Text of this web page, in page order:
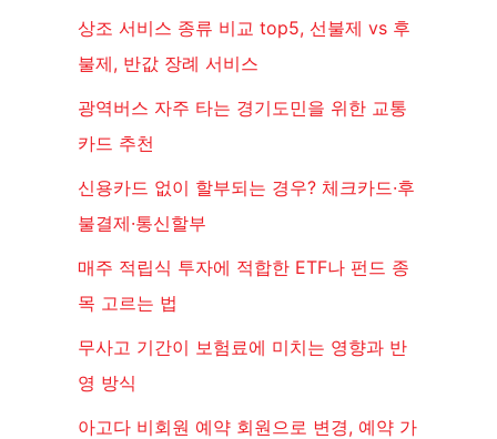
상조 서비스 종류 비교 top5, 선불제 vs 후
불제, 반값 장례 서비스
광역버스 자주 타는 경기도민을 위한 교통
카드 추천
신용카드 없이 할부되는 경우? 체크카드·후
불결제·통신할부
매주 적립식 투자에 적합한 ETF나 펀드 종
목 고르는 법
무사고 기간이 보험료에 미치는 영향과 반
영 방식
아고다 비회원 예약 회원으로 변경, 예약 가